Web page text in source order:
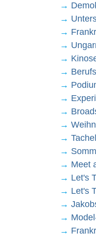
→
→
→
→
→
→
→
→
→
→
→
→
→ Meet
→ Let's
→ Let's
→
→
→